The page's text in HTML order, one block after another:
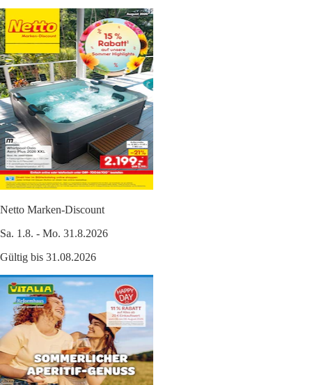
Netto Marken-Discount
Sa. 1.8. - Mo. 31.8.2026
Gültig bis 31.08.2026